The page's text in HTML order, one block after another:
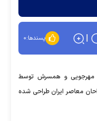
پسندها:۰
مهرجویی و همسرش توسط
معاصر ایران طراحی شده